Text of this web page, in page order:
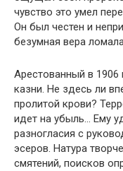
чувство это умел
Он был честен и
безумная вера
Арестованный в 1906
казни. Не здесь ли
пролитой крови?
идет на убыль… Ему
разногласия с
эсеров. Натура
смятений, поисков